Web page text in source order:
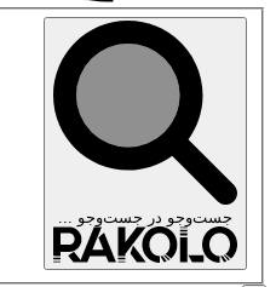
جست‌وجو در جست‌وجو ...